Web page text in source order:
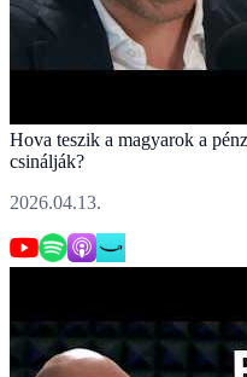
Hova teszik a magyarok a
csinálják?
2026.04.13.